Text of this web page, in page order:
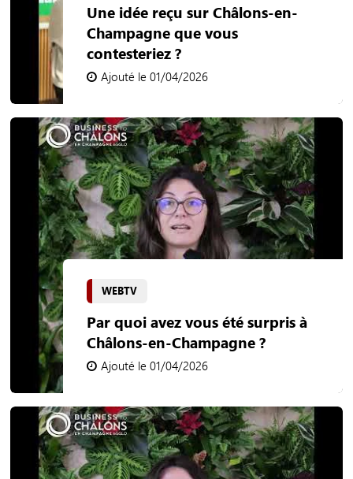
Une idée reçu sur Châlons-en-
Champagne que vous
contesteriez ?
Ajouté le 01/04/2026
WEBTV
Par quoi avez vous été surpris à
Châlons-en-Champagne ?
Ajouté le 01/04/2026